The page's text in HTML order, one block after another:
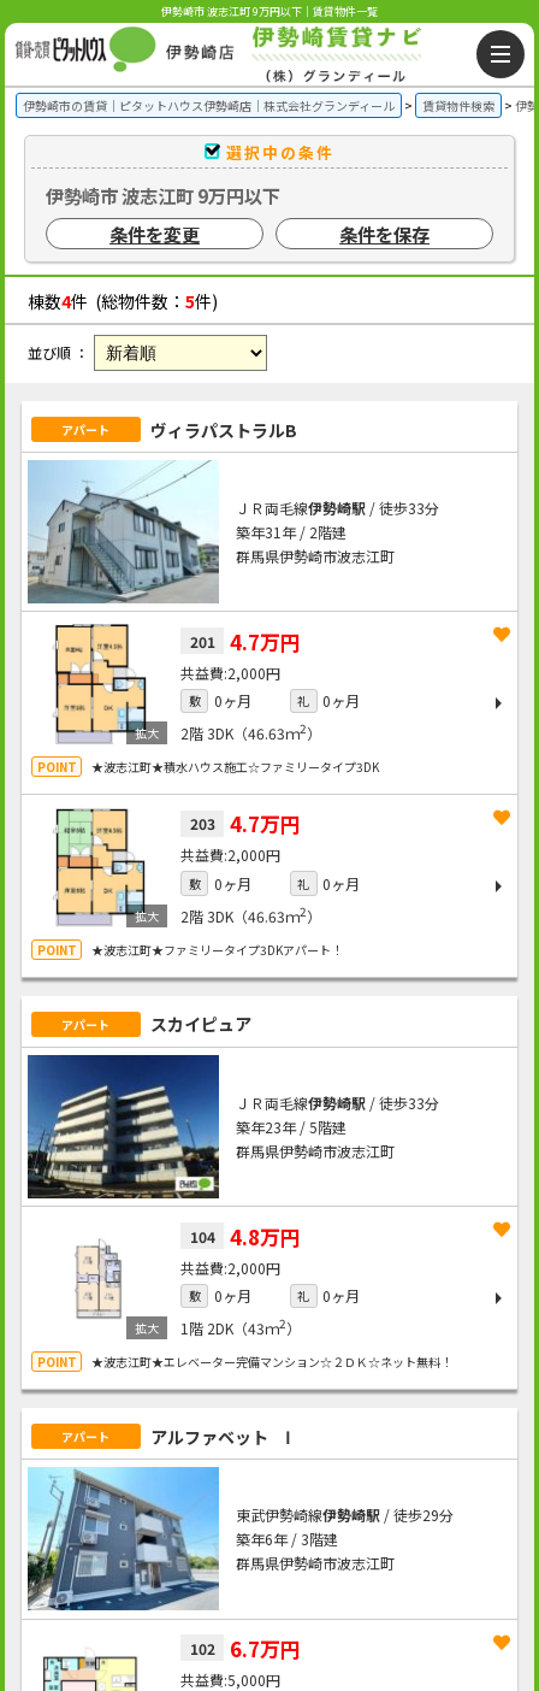
伊勢崎市 波志江町 9万円以下｜賃貸物件一覧
伊勢崎市の賃貸｜ピタットハウス伊勢崎店｜株式会社グランディール 賃貸物件検索 伊
選択中の条件
伊勢崎市 波志江町 9万円以下
条件を変更
条件を保存
棟数4件 (総物件数： 5件)
並び順 ：
アパート ヴィラパストラルB
ＪＲ両毛線伊勢崎駅/ 徒歩33分
築年31年 / 2階建
群馬県伊勢崎市波志江町
201 4.7万円
2,000円
敷 0ヶ月 礼
0ヶ月
2階3DK（46.63ｍ2）
★波志江町★積水ハウス施工☆ファミリータイプ3DK
203 4.7万円
2,000円
敷 0ヶ月 礼
0ヶ月
2階3DK（46.63ｍ2）
★波志江町★ファミリータイプ3DKアパート！
アパート スカイピュア
ＪＲ両毛線伊勢崎駅/ 徒歩33分
築年23年 / 5階建
群馬県伊勢崎市波志江町
104 4.8万円
2,000円
敷 0ヶ月 礼
0ヶ月
1階 2DK（43ｍ2）
★波志江町★エレベーター完備マンション☆２ＤＫ☆ネット無料！
アパート アルファベット Ⅰ
東武伊勢崎線伊勢崎駅/ 徒歩29分
築年6年 / 3階建
群馬県伊勢崎市波志江町
102 6.7万円
5,000円